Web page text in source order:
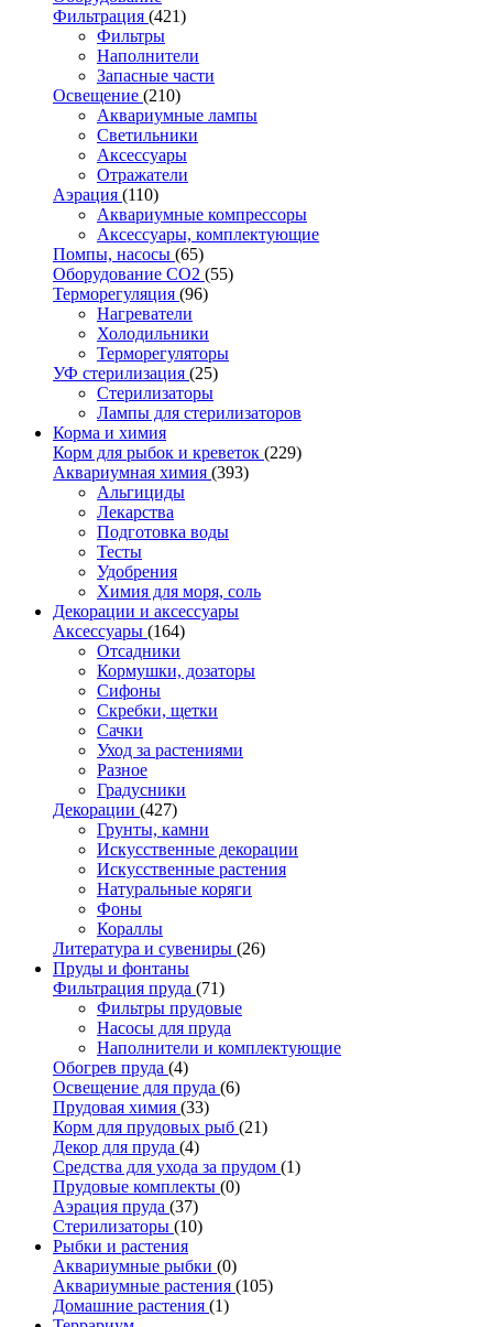
Фильтрация (421)
Фильтры
Наполнители
Запасные части
Освещение (210)
Аквариумные лампы
Светильники
Аксессуары
Отражатели
Аэрация (110)
Аквариумные компрессоры
Аксессуары, комплектующие
Помпы, насосы (65)
Оборудование CO2 (55)
Терморегуляция (96)
Нагреватели
Холодильники
Терморегуляторы
УФ стерилизация (25)
Стерилизаторы
Лампы для стерилизаторов
Корма и химия
Корм для рыбок и креветок (229)
Аквариумная химия (393)
Альгициды
Лекарства
Подготовка воды
Тесты
Удобрения
Химия для моря, соль
Декорации и аксессуары
Аксессуары (164)
Отсадники
Кормушки, дозаторы
Сифоны
Скребки, щетки
Сачки
Уход за растениями
Разное
Градусники
Декорации (427)
Грунты, камни
Искусственные декорации
Искусственные растения
Натуральные коряги
Фоны
Кораллы
Литература и сувениры (26)
Пруды и фонтаны
Фильтрация пруда (71)
Фильтры прудовые
Насосы для пруда
Наполнители и комплектующие
Обогрев пруда (4)
Освещение для пруда (6)
Прудовая химия (33)
Корм для прудовых рыб (21)
Декор для пруда (4)
Средства для ухода за прудом (1)
Прудовые комплекты (0)
Аэрация пруда (37)
Стерилизаторы (10)
Рыбки и растения
Аквариумные рыбки (0)
Аквариумные растения (105)
Домашние растения (1)